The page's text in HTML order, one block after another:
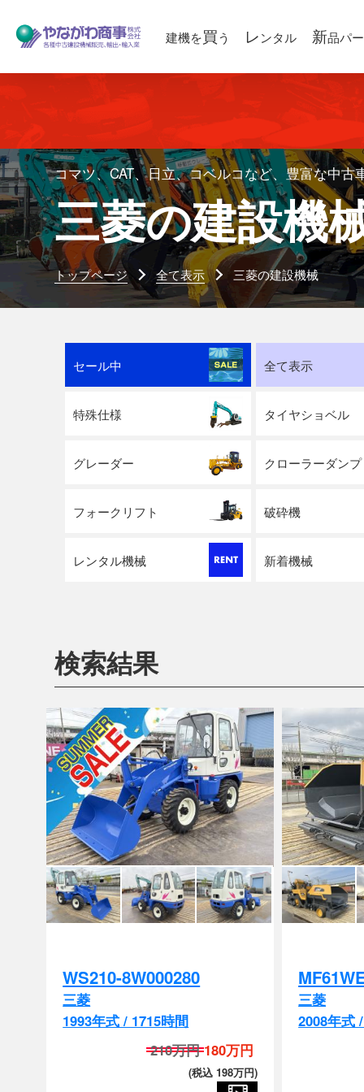
建機を買う レンタル 新品パ
コマツ、CAT、日立、コベルコなど、豊富な中
三菱の建設機
トップページ 全て表示 三菱の建設機械
セール中 全て表示
特殊仕様 タイヤショベル
グレーダー クローラーダンプ
フォークリフト 破砕機
レンタル機械 新着機械
検索結果
WS210-8W000280
三菱
1993年式 / 1715時間
210万円180万円
(税込 198万円)
三菱
2008年式